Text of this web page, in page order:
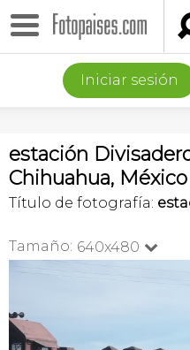
Iniciar sesión
estación
Chihuahua, México
Título de fotografía:
Tamaño: 640x480 